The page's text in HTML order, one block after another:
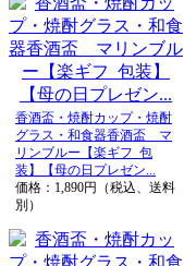
香酒盃・焼酎カップ・焼酎
グラス・和食器香酒盃 マ
リンブルー【楽ギフ_包
装】【母の日プレゼン...
価格：1,890円（税込、送料
別）